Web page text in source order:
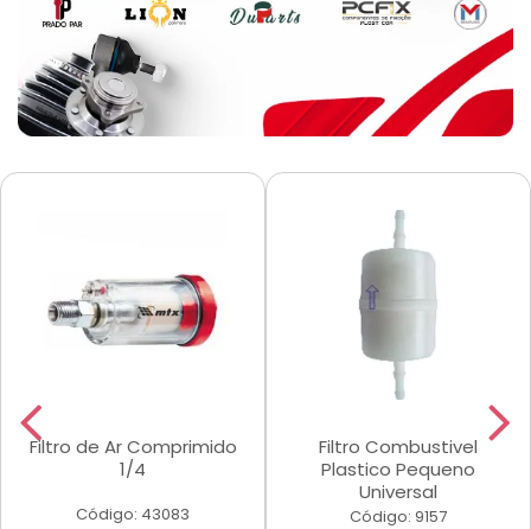
Filtro de Ar Comprimido
1/4
Código: 43083
Filtro Combustivel
Plastico Pequeno
Universal
Código: 9157